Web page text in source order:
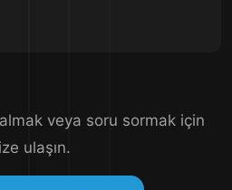
veya soru sormak için
ulaşın.